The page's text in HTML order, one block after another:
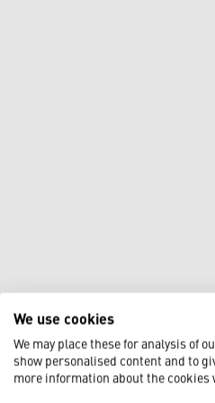
We use cookies
We may place these for analysis of
show personalised content and to
more information about the cookies